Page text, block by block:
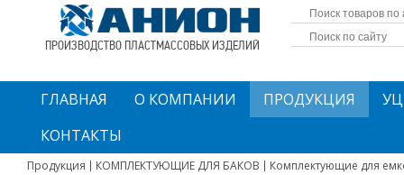
ПРОИЗВОДСТВО ПЛАСТМАССОВЫХ ИЗДЕЛИЙ
ГЛАВНАЯ О КОМПАНИИ ПРОДУКЦИЯ
КОНТАКТЫ
Продукция КОМПЛЕКТУЮЩИЕ ДЛЯ БАКОВ Комплектующие для